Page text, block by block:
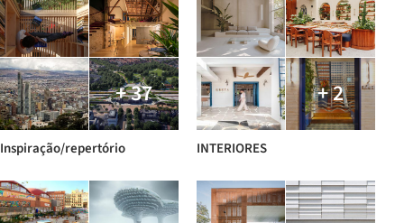
+ 37
Inspiração/repertório
+ 2
INTERIORES